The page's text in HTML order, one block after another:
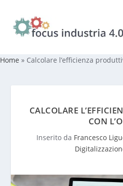
Home » Calcolare l’efficienza
CALCOLARE
CON
Inserito da Francesco